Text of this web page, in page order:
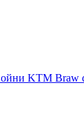
KTM Braw